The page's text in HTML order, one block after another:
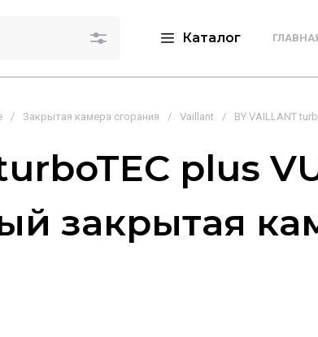
Каталог
/ Закрытая камера сгорания / Vaillant / BY VAILLANT
plus
закрытая